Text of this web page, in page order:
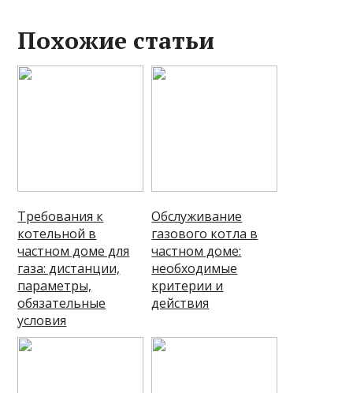
Похожие статьи
Требования к
котельной в
частном доме для
газа: дистанции,
параметры,
обязательные
условия
Обслуживание
газового котла в
частном доме:
необходимые
критерии и
действия